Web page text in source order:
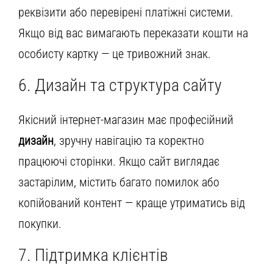
реквізити або перевірені платіжні системи.
Якщо від вас вимагають переказати кошти на
особисту картку — це тривожний знак.
6. Дизайн та структура сайту
Якісний інтернет-магазин має професійний
дизайн, зручну навігацію та коректно
працюючі сторінки. Якщо сайт виглядає
застарілим, містить багато помилок або
копійований контент — краще утриматись від
покупки.
7. Підтримка клієнтів